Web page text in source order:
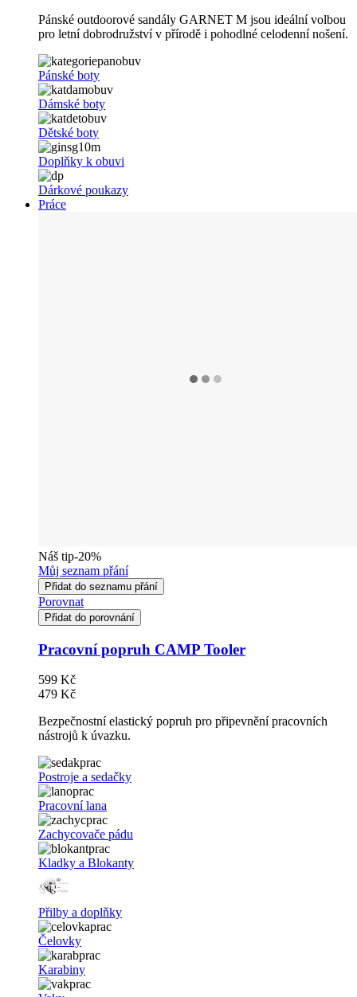
Pánské outdoorové sandály GARNET M jsou ideální volbou
pro letní dobrodružství v přírodě i pohodlné celodenní nošení.
Pánské boty
Dámské boty
Dětské boty
Doplňky k obuvi
Dárkové poukazy
Práce
Náš tip-20%
Můj seznam přání
Přidat do seznamu přání
Porovnat
Přidat do porovnání
Pracovní popruh CAMP Tooler
599 Kč
479 Kč
Bezpečnostní elastický popruh pro připevnění pracovních
nástrojů k úvazku.
Postroje a sedačky
Pracovní lana
Zachycovače pádu
Kladky a Blokanty
Přilby a doplňky
Čelovky
Karabiny